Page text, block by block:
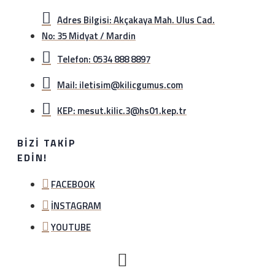
Adres Bilgisi: Akçakaya Mah. Ulus Cad.
No: 35 Midyat / Mardin
Telefon: 0534 888 8897
Mail: iletisim@kilicgumus.com
KEP: mesut.kilic.3@hs01.kep.tr
BIZI TAKIP
EDIN!
FACEBOOK
İNSTAGRAM
YOUTUBE